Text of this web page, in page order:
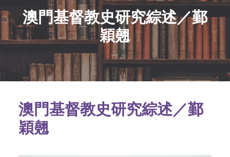
澳門基督教史研究綜述／鄞
穎翹
澳門基督教史研究綜述／鄞
穎翹